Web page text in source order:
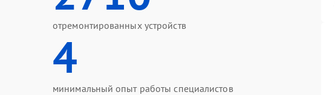
отремонтированных устройств
4
минимальный опыт работы специалистов